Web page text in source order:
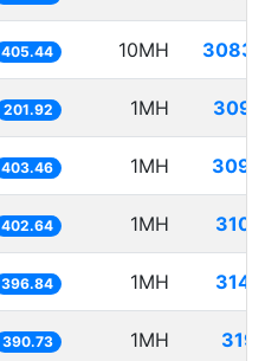
405.44 10MH
201.92 1MH
403.46 1MH
402.64 1MH
396.84 1MH
390.73 1MH